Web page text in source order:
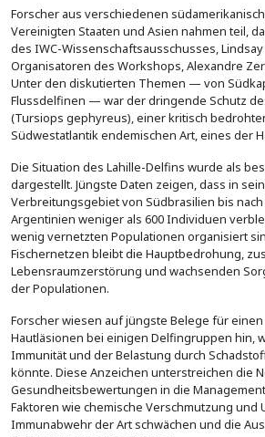
Forscher aus verschiedenen
Vereinigten Staaten und Asien nahmen teil,
des IWC-Wissenschaftsausschusses,
Organisatoren des Workshops, Alexandre
Unter den diskutierten Themen — von
Flussdelfinen — war der dringende Schutz
(Tursiops gephyreus), einer kritisch
Südwestatlantik endemischen Art, eines der
Die Situation des Lahille-Delfins wurde als
dargestellt. Jüngste Daten zeigen, dass in
Verbreitungsgebiet von Südbrasilien bis
Argentinien weniger als 600 Individuen
wenig vernetzten Populationen organisiert
Fischernetzen bleibt die Hauptbedrohung,
Lebensraumzerstörung und wachsenden
der Populationen.
Forscher wiesen auf jüngste Belege für
Hautläsionen bei einigen Delfingruppen hin,
Immunität und der Belastung durch
könnte. Diese Anzeichen unterstreichen die
Gesundheitsbewertungen in die
Faktoren wie chemische Verschmutzung und
Immunabwehr der Art schwächen und die